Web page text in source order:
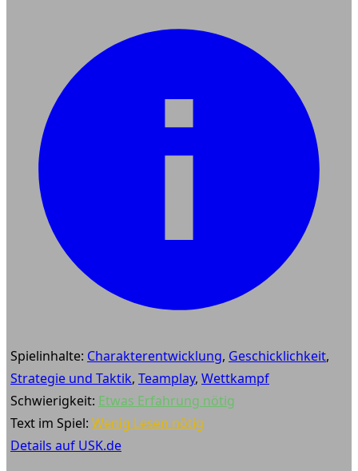
Spielinhalte: Charakterentwicklung, Geschicklichkeit,
Strategie und Taktik, Teamplay, Wettkampf
Schwierigkeit: Etwas Erfahrung nötig
Text im Spiel: Wenig Lesen nötig
Details auf USK.de